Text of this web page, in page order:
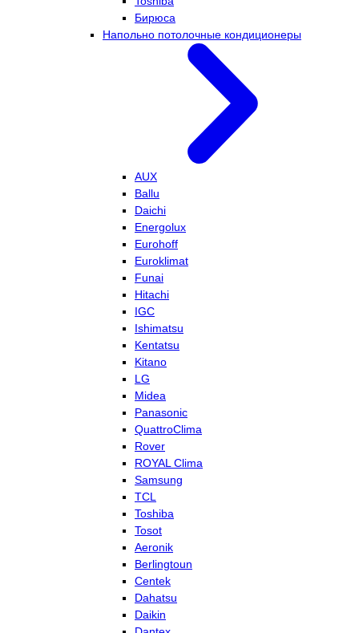
Бирюса
Напольно потолочные кондиционеры
AUX
Ballu
Daichi
Energolux
Eurohoff
Euroklimat
Funai
Hitachi
IGC
Ishimatsu
Kentatsu
Kitano
LG
Midea
Panasonic
QuattroClima
Rover
ROYAL Clima
Samsung
TCL
Toshiba
Tosot
Aeronik
Berlingtoun
Centek
Dahatsu
Daikin